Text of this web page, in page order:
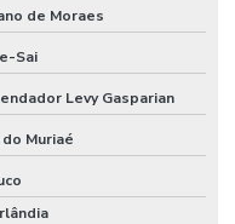
de Moraes
Sai
Levy Gasparian
Muriaé